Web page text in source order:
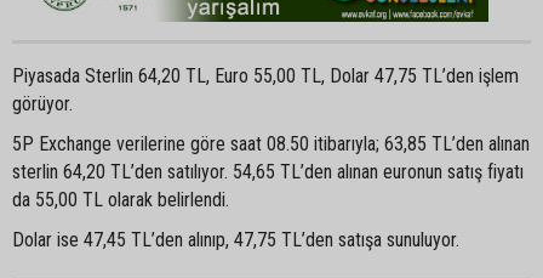
Piyasada Sterlin 64,20 TL, Euro 55,00 TL, Dolar 47,75 TL’den işlem
görüyor.
5P Exchange verilerine göre saat 08.50 itibarıyla; 63,85 TL’den alınan
sterlin 64,20 TL’den satılıyor. 54,65 TL’den alınan euronun satış fiyatı
da 55,00 TL olarak belirlendi.
Dolar ise 47,45 TL’den alınıp, 47,75 TL’den satışa sunuluyor.